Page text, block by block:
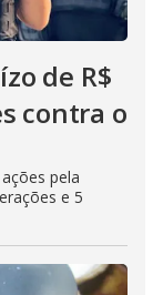
de R$
contra o
pela
e 5